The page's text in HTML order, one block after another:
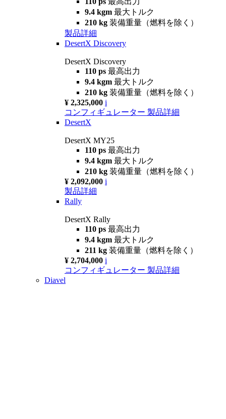
9.4 kgm 最大トルク
210 kg 装備重量（燃料を除く）
製品詳細
DesertX Discovery
DesertX Discovery
110 ps 最高出力
9.4 kgm 最大トルク
210 kg 装備重量（燃料を除く）
¥ 2,325,000 i
コンフィギュレーター 製品詳細
DesertX
DesertX MY25
110 ps 最高出力
9.4 kgm 最大トルク
210 kg 装備重量（燃料を除く）
¥ 2,092,000 i
製品詳細
Rally
DesertX Rally
110 ps 最高出力
9.4 kgm 最大トルク
211 kg 装備重量（燃料を除く）
¥ 2,704,000 i
コンフィギュレーター 製品詳細
Diavel